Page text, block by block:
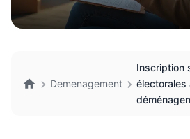
Demenagement
Inscription
électorales